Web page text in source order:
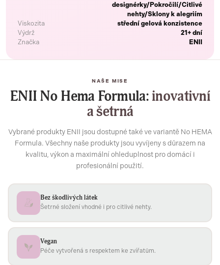
designérky/Pokročilí/Citlivé
nehty/Sklony k alegriím
Viskozita
střední gelová konzistence
Výdrž
21+ dní
Značka
ENII
NAŠE MISE
ENII No Hema Formula:inovativní
a šetrná
Vybrané produkty ENII jsou dostupné také ve variantě No HEMA
Formula. Všechny naše produkty jsou vyvíjeny s důrazem na
kvalitu, výkon a maximální ohleduplnost pro domácí i
profesionální použití.
Bez škodlivých látek
Šetrné složení vhodné i pro citlivé nehty.
Vegan
Péče vytvořená s respektem ke zvířatům.